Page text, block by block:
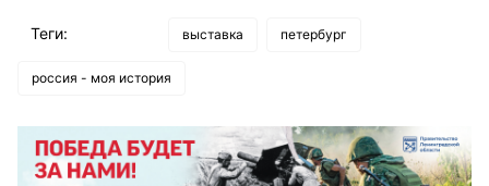
Теги: выставка петербург
россия - моя история